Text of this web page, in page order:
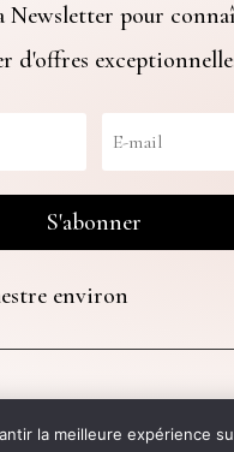
Newsletter pour
d'offres
S'abonner
environ
la meilleure expérience